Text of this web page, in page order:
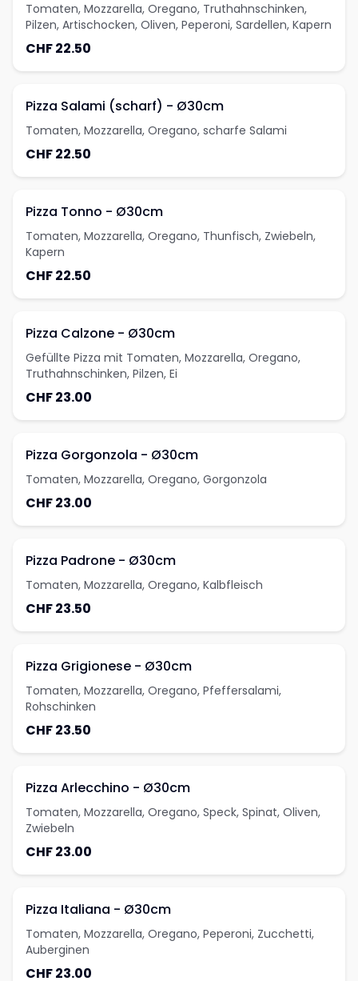
Tomaten, Mozzarella, Oregano, Truthahnschinken,
Pilzen, Artischocken, Oliven, Peperoni, Sardellen, Kapern
CHF 22.50
Pizza Salami (scharf) - Ø30cm
Tomaten, Mozzarella, Oregano, scharfe Salami
CHF 22.50
Pizza Tonno - Ø30cm
Tomaten, Mozzarella, Oregano, Thunfisch, Zwiebeln,
Kapern
CHF 22.50
Pizza Calzone - Ø30cm
Gefüllte Pizza mit Tomaten, Mozzarella, Oregano,
Truthahnschinken, Pilzen, Ei
CHF 23.00
Pizza Gorgonzola - Ø30cm
Tomaten, Mozzarella, Oregano, Gorgonzola
CHF 23.00
Pizza Padrone - Ø30cm
Tomaten, Mozzarella, Oregano, Kalbfleisch
CHF 23.50
Pizza Grigionese - Ø30cm
Tomaten, Mozzarella, Oregano, Pfeffersalami,
Rohschinken
CHF 23.50
Pizza Arlecchino - Ø30cm
Tomaten, Mozzarella, Oregano, Speck, Spinat, Oliven,
Zwiebeln
CHF 23.00
Pizza Italiana - Ø30cm
Tomaten, Mozzarella, Oregano, Peperoni, Zucchetti,
Auberginen
CHF 23.00